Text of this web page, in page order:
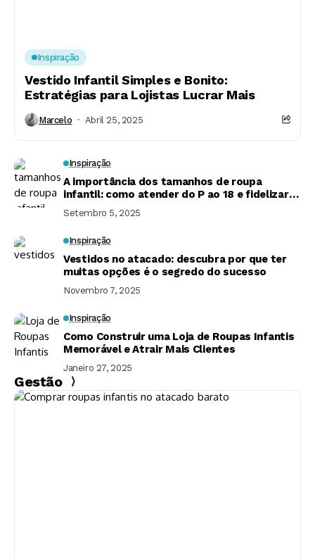
Inspiração
Vestido Infantil Simples e Bonito:
Estratégias para Lojistas Lucrar Mais
Marcelo Abril 25, 2025
Inspiração
A importância dos tamanhos de roupa
infantil: como atender do P ao 18 e fidelizar
clientes
Setembro 5, 2025
Inspiração
Vestidos no atacado: descubra por que ter
muitas opções é o segredo do sucesso
Novembro 7, 2025
Inspiração
Como Construir uma Loja de Roupas Infantis
Memorável e Atrair Mais Clientes
Janeiro 27, 2025
Gestão